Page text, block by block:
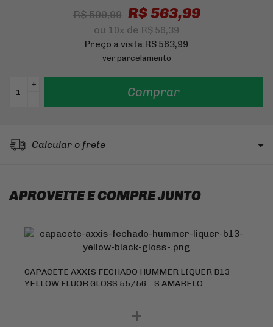
R$ 599,99 R$ 563,99
ou 10x de R$ 56,39
Preço a vista:R$ 563,99
ver parcelamento
+
-
Comprar
Calcular o frete
APROVEITE E COMPRE JUNTO
CAPACETE AXXIS FECHADO HUMMER LIQUER B13
YELLOW FLUOR GLOSS 55/56 - S AMARELO
+